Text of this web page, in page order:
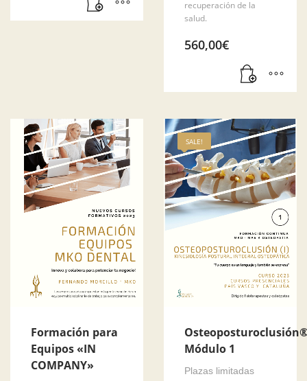
recuperación de la
salud.
560,00€
Formación para
Equipos «IN
COMPANY»
SALE!
Módulo 1
Plazas limitadas